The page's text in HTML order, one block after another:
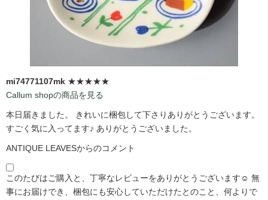
mi74771107mk ★★★★★
Callum shopの商品を見る
本日届きました。 きれいに梱包して下さりありがとうございます。
すごく気に入ってます♪ ありがとうございました。
ANTIQUE LEAVESからのコメント
このたびはご購入と、丁寧なレビューをありがとうございます☺️ 無
事にお届けでき、梱包にも安心していただけたとのこと、何よりで